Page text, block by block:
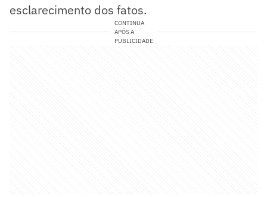
esclarecimento dos fatos.
CONTINUA
APÓS A
PUBLICIDADE